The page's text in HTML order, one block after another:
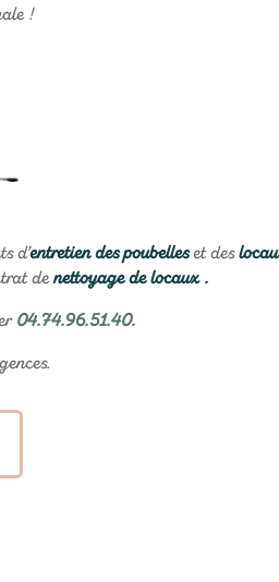
!
d’entretien des poubelleset des
de nettoyage de locaux .
04.74.96.51.40.